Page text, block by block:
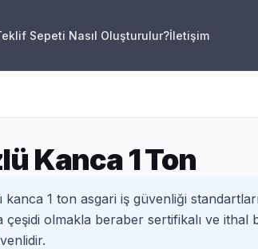
Sepeti Nasıl Oluşturulur?İletişim
Kanca 1 Ton
kanca 1 ton asgari iş güvenliği
çeşidi olmakla beraber sertifikalı ve ithal